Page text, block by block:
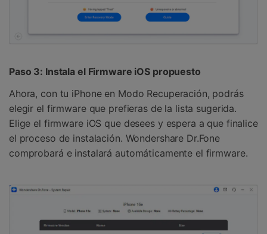
Paso 3: Instala el Firmware iOS propuesto
Ahora, con tu iPhone en Modo Recuperación, podrás
elegir el firmware que prefieras de la lista sugerida.
Elige el firmware iOS que desees y espera a que finalice
el proceso de instalación. Wondershare Dr.Fone
comprobará e instalará automáticamente el firmware.